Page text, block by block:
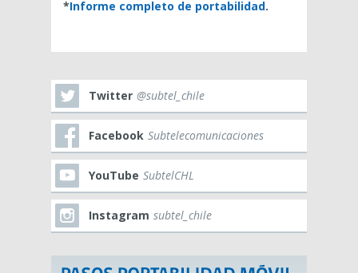
*Informe completo de portabilidad.
Twitter @subtel_chile
Facebook Subtelecomunicaciones
YouTube SubtelCHL
Instagram subtel_chile